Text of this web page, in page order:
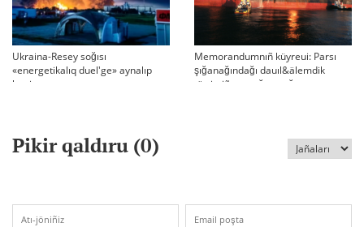
Ukraina-Resey soğısı
«energetikalıq duel'ge» aynalıp
ketti
Memorandumnıñ küyreui: Parsı
şığanağındağı dauıl&älemdik
tärtiptiñ sın sağatı soğıp twr
Pikir qaldıru (0)